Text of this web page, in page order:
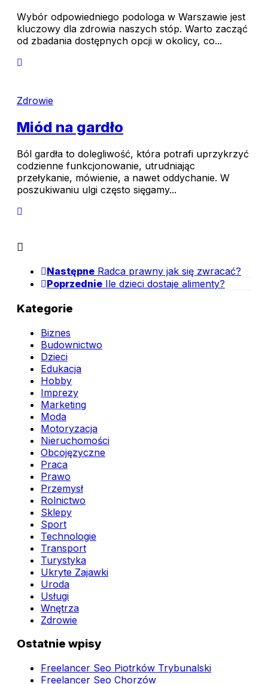
Wybór odpowiedniego podologa w Warszawie jest
kluczowy dla zdrowia naszych stóp. Warto zacząć
od zbadania dostępnych opcji w okolicy, co...
Zdrowie
Miód na gardło
Ból gardła to dolegliwość, która potrafi uprzykrzyć
codzienne funkcjonowanie, utrudniając
przełykanie, mówienie, a nawet oddychanie. W
poszukiwaniu ulgi często sięgamy...
Następne Radca prawny jak się zwracać?
Poprzednie Ile dzieci dostaje alimenty?
Kategorie
Biznes
Budownictwo
Dzieci
Edukacja
Hobby
Imprezy
Marketing
Moda
Motoryzacja
Nieruchomości
Obcojęzyczne
Praca
Prawo
Przemysł
Rolnictwo
Sklepy
Sport
Technologie
Transport
Turystyka
Ukryte Zajawki
Uroda
Usługi
Wnętrza
Zdrowie
Ostatnie wpisy
Freelancer Seo Piotrków Trybunalski
Freelancer Seo Chorzów